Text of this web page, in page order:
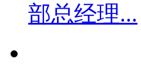
部总经理...